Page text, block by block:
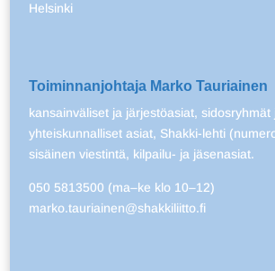
Helsinki
Toiminnanjohtaja Marko Tauriainen
kansainväliset ja järjestöasiat, sidosryhmät
yhteiskunnalliset asiat, Shakki-lehti
sisäinen viestintä, kilpailu- ja jäsenasiat.
050 5813500 (ma–ke klo 10–12)
marko.tauriainen@shakkiliitto.fi